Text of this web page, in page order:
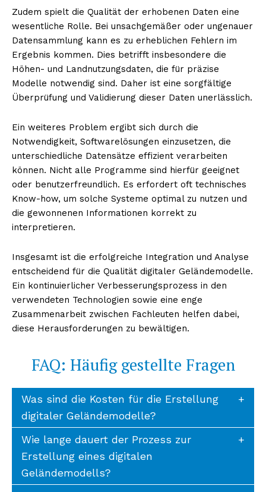
Zudem spielt die Qualität der erhobenen Daten eine
wesentliche Rolle. Bei unsachgemäßer oder ungenauer
Datensammlung kann es zu erheblichen Fehlern im
Ergebnis kommen. Dies betrifft insbesondere die
Höhen- und Landnutzungsdaten, die für präzise
Modelle notwendig sind. Daher ist eine sorgfältige
Überprüfung und Validierung dieser Daten unerlässlich.
Ein weiteres Problem ergibt sich durch die
Notwendigkeit, Softwarelösungen einzusetzen, die
unterschiedliche Datensätze effizient verarbeiten
können. Nicht alle Programme sind hierfür geeignet
oder benutzerfreundlich. Es erfordert oft technisches
Know-how, um solche Systeme optimal zu nutzen und
die gewonnenen Informationen korrekt zu
interpretieren.
Insgesamt ist die erfolgreiche Integration und Analyse
entscheidend für die Qualität digitaler Geländemodelle.
Ein kontinuierlicher Verbesserungsprozess in den
verwendeten Technologien sowie eine enge
Zusammenarbeit zwischen Fachleuten helfen dabei,
diese Herausforderungen zu bewältigen.
FAQ: Häufig gestellte Fragen
Was sind die Kosten für die Erstellung
digitaler Geländemodelle?
Wie lange dauert der Prozess zur
Erstellung eines digitalen
Geländemodells?